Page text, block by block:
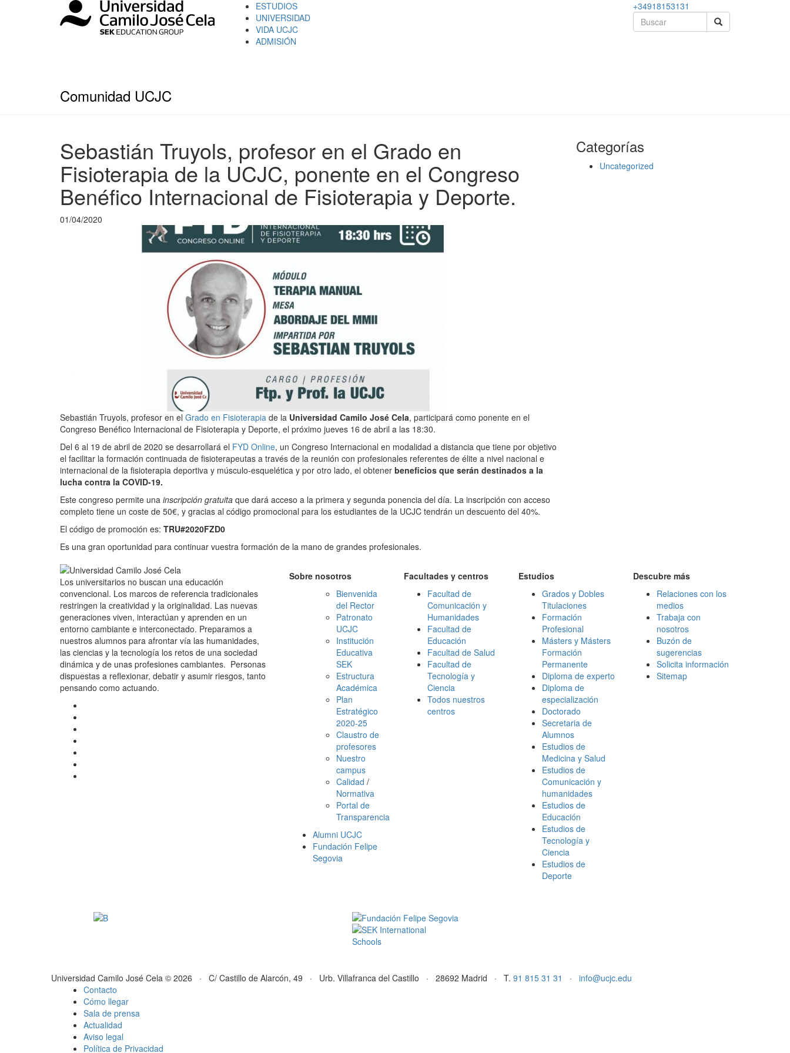
ESTUDIOS
UNIVERSIDAD
VIDA UCJC
ADMISIÓN
+34918153131
Comunidad UCJC
Sebastián Truyols, profesor en el Grado en
Fisioterapia de la UCJC, ponente en el Congreso
Benéfico Internacional de Fisioterapia y Deporte.
01/04/2020
Sebastián Truyols, profesor en el Grado en Fisioterapia de la Universidad Camilo José Cela, participará como ponente en el
Congreso Benéfico Internacional de Fisioterapia y Deporte, el próximo jueves 16 de abril a las 18:30.
Del 6 al 19 de abril de 2020 se desarrollará el FYD Online, un Congreso Internacional en modalidad a distancia que tiene por objetivo
el facilitar la formación continuada de fisioterapeutas a través de la reunión con profesionales referentes de élite a nivel nacional e
internacional de la fisioterapia deportiva y músculo-esquelética y por otro lado, el obtener beneficios que serán destinados a la
lucha contra la COVID-19.
Este congreso permite una inscripción gratuita que dará acceso a la primera y segunda ponencia del día. La inscripción con acceso
completo tiene un coste de 50€, y gracias al código promocional para los estudiantes de la UCJC tendrán un descuento del 40%.
El código de promoción es: TRU#2020FZD0
Es una gran oportunidad para continuar vuestra formación de la mano de grandes profesionales.
Categorías
Uncategorized
Los universitarios no buscan una educación
convencional. Los marcos de referencia tradicionales
restringen la creatividad y la originalidad. Las nuevas
generaciones viven, interactúan y aprenden en un
entorno cambiante e interconectado. Preparamos a
nuestros alumnos para afrontar vía las humanidades,
las ciencias y la tecnología los retos de una sociedad
dinámica y de unas profesiones cambiantes. Personas
dispuestas a reflexionar, debatir y asumir riesgos, tanto
pensando como actuando.
Sobre nosotros
Bienvenida
del Rector
Patronato
UCJC
Institución
Educativa
SEK
Estructura
Académica
Plan
Estratégico
2020-25
Claustro de
profesores
Nuestro
campus
Calidad /
Normativa
Portal de
Transparencia
Alumni UCJC
Fundación Felipe
Segovia
Facultades y centros
Facultad de
Comunicación y
Humanidades
Facultad de
Educación
Facultad de Salud
Facultad de
Tecnología y
Ciencia
Todos nuestros
centros
Estudios
Grados y Dobles
Titulaciones
Formación
Profesional
Másters y Másters
Formación
Permanente
Diploma de experto
Diploma de
especialización
Doctorado
Secretaria de
Alumnos
Estudios de
Medicina y Salud
Estudios de
Comunicación y
humanidades
Estudios de
Educación
Estudios de
Tecnología y
Ciencia
Estudios de
Deporte
Descubre más
Relaciones con los
medios
Trabaja con
nosotros
Buzón de
sugerencias
Solicita información
Sitemap
Universidad Camilo José Cela © 2026 · C/ Castillo de Alarcón, 49 · Urb. Villafranca del Castillo · 28692 Madrid · T. 91 815 31 31 · info@ucjc.edu
Contacto
Cómo llegar
Sala de prensa
Actualidad
Aviso legal
Política de Privacidad